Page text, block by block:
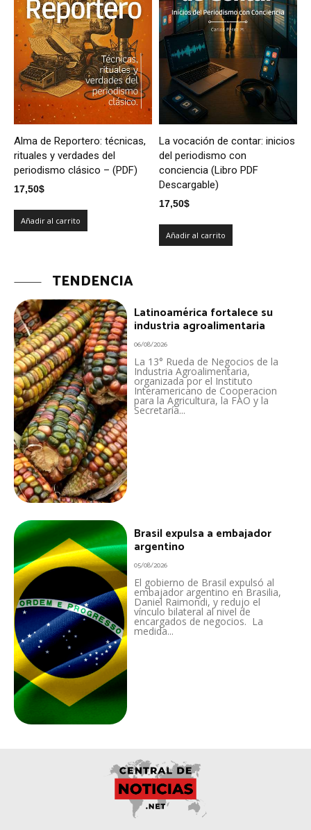
Alma de Reportero: técnicas,
rituales y verdades del
periodismo clásico – (PDF)
17,50$
Añadir al carrito
La vocación de contar: inicios
del periodismo con
conciencia (Libro PDF
Descargable)
17,50$
Añadir al carrito
TENDENCIA
Latinoamérica fortalece su
industria agroalimentaria
06/08/2026
La 13° Rueda de Negocios de la
Industria Agroalimentaria,
organizada por el Instituto
Interamericano de Cooperacion
para la Agricultura, la FAO y la
Secretaría...
Brasil expulsa a embajador
argentino
05/08/2026
El gobierno de Brasil expulsó al
embajador argentino en Brasilia,
Daniel Raimondi, y redujo el
vínculo bilateral al nivel de
encargados de negocios. La
medida...